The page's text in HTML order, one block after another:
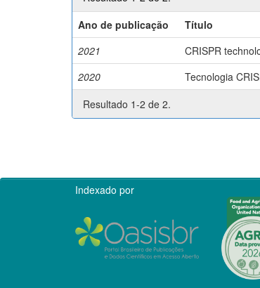
Ano de publicação
Título
2021
CRISPR
2020
Tecnologia
Resultado 1-2 de 2.
Indexado por